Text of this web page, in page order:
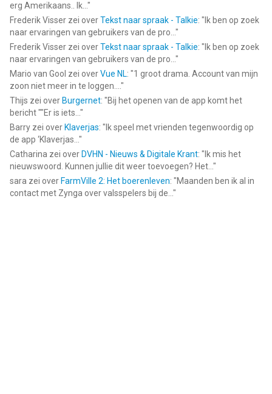
erg Amerikaans.. Ik... "
Frederik Visser zei overTekst naar spraak - Talkie: " Ik ben op zoek
naar ervaringen van gebruikers van de pro... "
Frederik Visser zei overTekst naar spraak - Talkie: " Ik ben op zoek
naar ervaringen van gebruikers van de pro... "
Mario van Gool zei overVue NL: "1 groot drama. Account van mijn
zoon niet meer in te loggen.... "
Thijs zei over Burgernet: "Bij het openen van de app komt het
bericht ""Er is iets... "
Barry zei over Klaverjas: " Ik speel met vrienden tegenwoordig op
de app ‘Klaverjas... "
Catharina zei over DVHN - Nieuws & Digitale Krant: " Ik mis het
nieuwswoord. Kunnen jullie dit weer toevoegen? Het... "
sara zei over FarmVille 2: Het boerenleven: "Maanden ben ik al in
contact met Zynga over valsspelers bij de... "